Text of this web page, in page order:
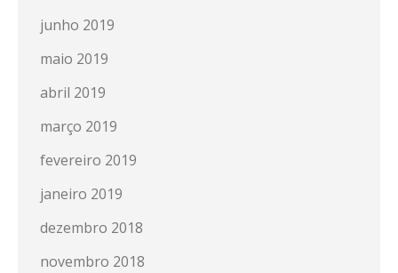
junho 2019
maio 2019
abril 2019
março 2019
fevereiro 2019
janeiro 2019
dezembro 2018
novembro 2018